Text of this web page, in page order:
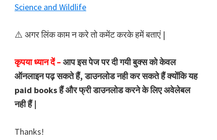
Science and Wildlife
⚠️ अगर लिंक काम न करे तो कमेंट करके हमें बताएं |
कृपया ध्यान दें – आप इस पेज पर दी गयी बुक्स को केवल
ऑनलाइन पढ़ सकते हैं, डाउनलोड नही कर सकते हैं क्योंकि यह
paid books हैं और फ्री डाउनलोड करने के लिए अवेलेबल
नही हैं |
Thanks!